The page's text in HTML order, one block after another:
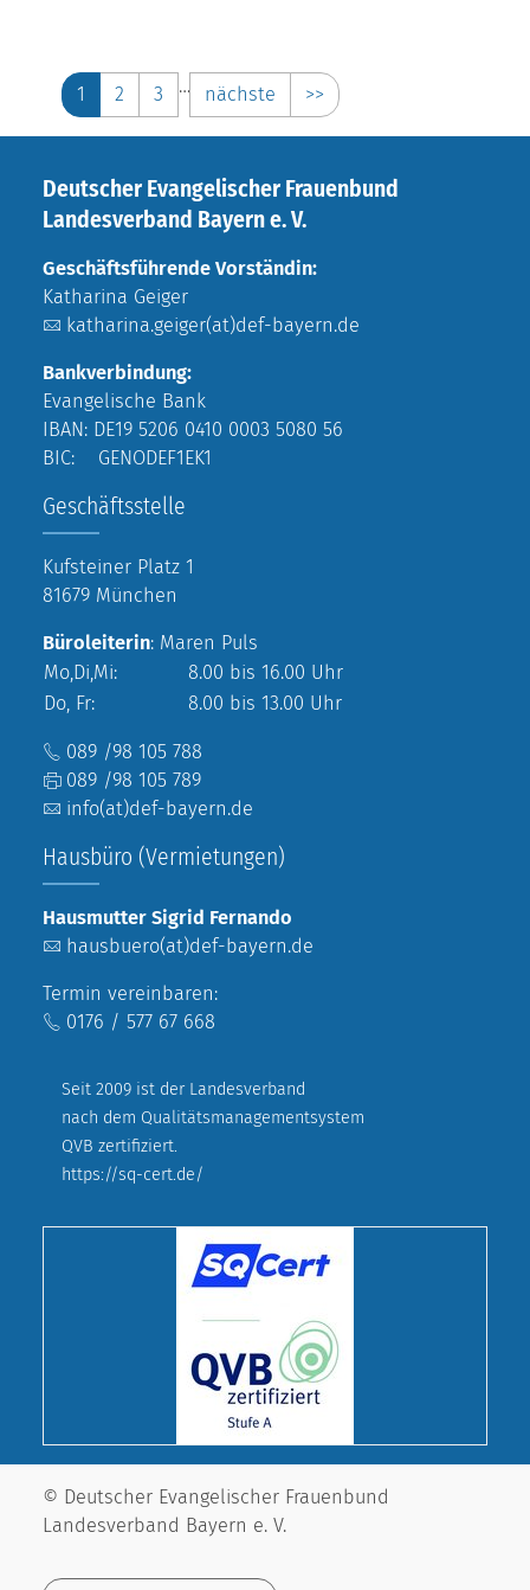
1 2 3 … nächste >>
Deutscher Evangelischer Frauenbund
Landesverband Bayern e. V.
Geschäftsführende Vorständin:
Katharina Geiger
katharina.geiger(at)def-bayern.de
Bankverbindung:
Evangelische Bank
IBAN: DE19 5206 0410 0003 5080 56
BIC: GENODEF1EK1
Geschäftsstelle
Kufsteiner Platz 1
81679 München
Büroleiterin: Maren Puls
Mo,Di,Mi:
8.00 bis 16.00 Uhr
Do, Fr:
8.00 bis 13.00 Uhr
089 /98 105 788
089 /98 105 789
info(at)def-bayern.de
Hausbüro (Vermietungen)
Hausmutter Sigrid Fernando
hausbuero(at)def-bayern.de
Termin vereinbaren:
0176 / 577 67 668
Seit 2009 ist der Landesverband
nach dem Qualitätsmanagementsystem
QVB zertifiziert.
https://sq-cert.de/
© Deutscher Evangelischer Frauenbund
Landesverband Bayern e. V.